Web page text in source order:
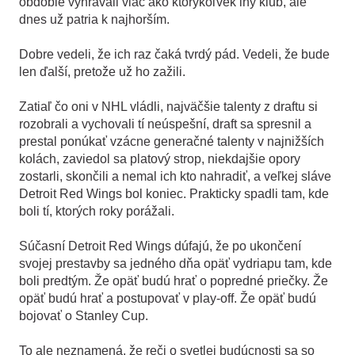
dnes už patria k najhorším.
Dobre vedeli, že ich raz čaká tvrdý pád. Vedeli, že bude
len ďalší, pretože už ho zažili.
Zatiaľ čo oni v NHL vládli, najväčšie talenty z draftu si
rozobrali a vychovali tí neúspešní, draft sa spresnil a
prestal ponúkať vzácne generačné talenty v najnižších
kolách, zaviedol sa platový strop, niekdajšie opory
zostarli, skončili a nemal ich kto nahradiť, a veľkej sláve
Detroit Red Wings bol koniec. Prakticky spadli tam, kde
boli tí, ktorých roky porážali.
Súčasní Detroit Red Wings dúfajú, že po ukončení
svojej prestavby sa jedného dňa opäť vydriapu tam, kde
boli predtým. Že opäť budú hrať o popredné priečky. Že
opäť budú hrať a postupovať v play-off. Že opäť budú
bojovať o Stanley Cup.
To ale neznamená, že reči o svetlej budúcnosti sa so